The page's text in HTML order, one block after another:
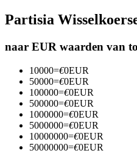
Kopiëren Handel
Sluit je aan bij top traders
Partisia
naar EUR waarden van
10000=€0EUR
50000=€0EUR
100000=€0EUR
500000=€0EUR
1000000=€0EUR
5000000=€0EUR
10000000=€0EUR
50000000=€0EUR